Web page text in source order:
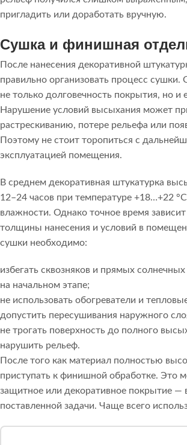
пригладить или доработать вручную.
Сушка и финишная
После нанесения декоративной
правильно организовать процесс сушки.
не только долговечность покрытия, но и
Нарушение условий высыхания может
растрескиванию, потере рельефа или
Поэтому не стоит торопиться с
эксплуатацией помещения.
В среднем декоративная штукатурка
12–24 часов при температуре +18…+22
влажности. Однако точное время зависит
толщины нанесения и условий в
сушки необходимо:
избегать сквозняков и прямых
на начальном этапе;
не использовать обогреватели и
допустить пересушивания наружного
не трогать поверхность до полного
нарушить рельеф.
После того как материал полностью
приступать к финишной обработке. Это
защитное или декоративное покрытие —
поставленной задачи. Чаще всего